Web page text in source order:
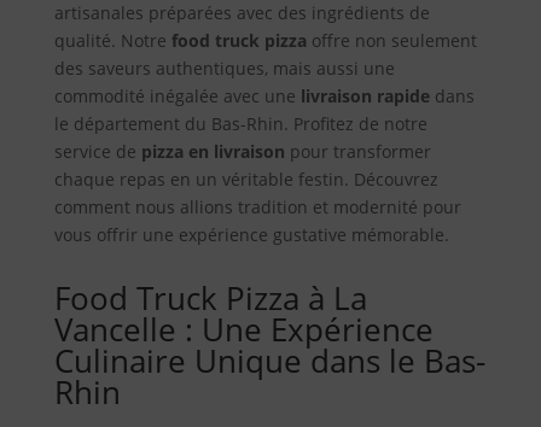
artisanales préparées avec des ingrédients de
qualité. Notre food truck pizza offre non seulement
des saveurs authentiques, mais aussi une
commodité inégalée avec une livraison rapidedans
le département du Bas-Rhin. Profitez de notre
service de pizza en livraison pour transformer
chaque repas en un véritable festin. Découvrez
comment nous allions tradition et modernité pour
vous offrir une expérience gustative mémorable.
Food Truck Pizza à La
Vancelle : Une Expérience
Culinaire Unique dans le Bas-
Rhin